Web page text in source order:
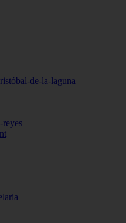
de-la-laguna
reyes